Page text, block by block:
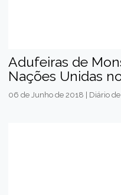
Adufeiras de
Nações Unidas
06 de Junho de 2018 | Diário